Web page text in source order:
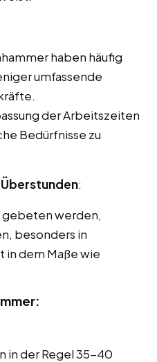
haben häufig
umfassende
der Arbeitszeiten
Bedürfnisse zu
:
werden,
besonders in
in dem Maße wie
in der Regel 35-40